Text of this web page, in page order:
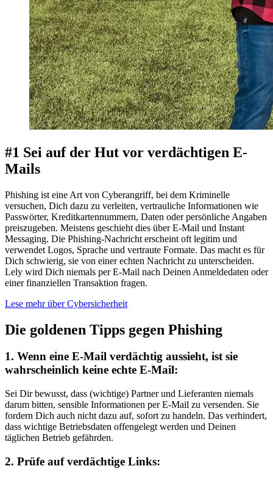
#1 Sei auf der Hut vor verdächtigen E-
Mails
Phishing ist eine Art von Cyberangriff, bei dem Kriminelle
versuchen, Dich dazu zu verleiten, vertrauliche Informationen wie
Passwörter, Kreditkartennummern, Daten oder persönliche Angaben
preiszugeben. Meistens geschieht dies über E-Mail und Instant
Messaging. Die Phishing-Nachricht erscheint oft legitim und
verwendet Logos, Sprache und vertraute Formate. Das macht es für
Dich schwierig, sie von einer echten Nachricht zu unterscheiden.
Lely wird Dich niemals per E-Mail nach Deinen Anmeldedaten oder
einer finanziellen Transaktion fragen.
Lese mehr über Cybersicherheit
Die goldenen Tipps gegen Phishing
1. Wenn eine E-Mail verdächtig aussieht, ist sie
wahrscheinlich keine echte E-Mail:
Sei Dir bewusst, dass (wichtige) Partner und Lieferanten niemals
darum bitten, sensible Informationen per E-Mail zu versenden. Sie
fordern Dich auch nicht dazu auf, sofort zu handeln. Das verhindert,
dass wichtige Betriebsdaten offengelegt werden und Deinen
täglichen Betrieb gefährden.
2. Prüfe auf verdächtige Links: